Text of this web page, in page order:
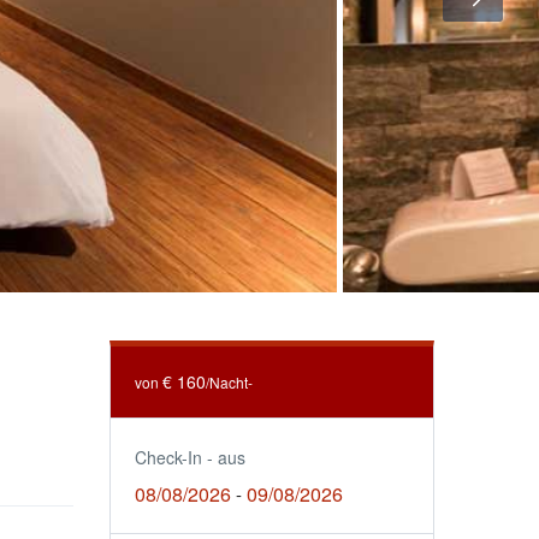
von € 160/Nacht-
Check-In - aus
08/08/2026-09/08/2026